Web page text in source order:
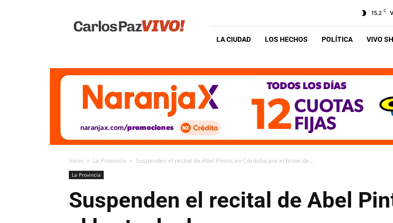
Vivo
15.2 C
LA CIUDAD LOS HECHOS POLÍTICA VIVO
Inicio La Provincia Suspenden el recital de Abel Pintos en Córdoba por el brote de...
La Provincia
Suspenden el recital de Abel